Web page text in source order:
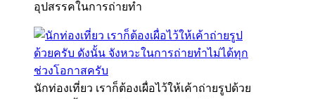
อุปสรรคในการถ่ายทำ
นักท่องเที่ยว เราก็ต้องเผื่อไว้ให้เค้าถ่ายรูปด้วย